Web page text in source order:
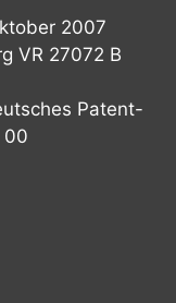
2007
VR 27072 B
Patent-
00